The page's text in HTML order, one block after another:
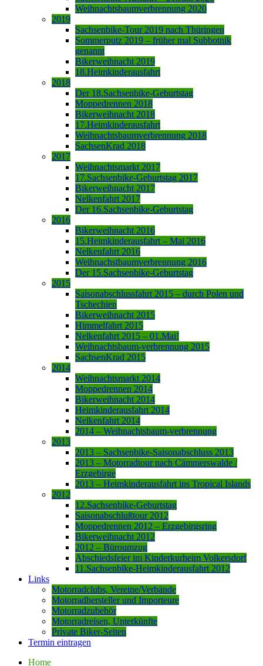
Weihnachtsbaumverbrennung 2020
2019
Sachsenbike-Tour 2019 nach Thüringen
Sommerputz 2019 – früher mal Subbotnik
genannt
Bikerweihnacht 2019
18.Heimkinderausfahrt
2018
Der 18.Sachsenbike-Geburtstag
Moppedrennen 2018
Bikerweihnacht 2018
17.Heimkinderausfahrt
Weihnachtsbaumverbrennung 2018
SachsenKrad 2018
2017
Weihnachtsmarkt 2017
17.Sachsenbike-Geburtstag 2017
Bikerweihnacht 2017
Nelkenfahrt 2017
Der 16.Sachsenbike-Geburtstag
2016
Bikerweihnacht 2016
15.Heimkinderausfahrt – Mai 2016
Nelkenfahrt 2016
Weihnachstbaumverbrennung 2016
Der 15.Sachsenbike-Geburtstag
2015
Saisonabschlussfahrt 2015 – durch Polen und
Tschechien
Bikerweihnacht 2015
Himmelfahrt 2015
Nelkenfahrt 2015 – 01.Mai!
Weihnachtsbaum-verbrennung 2015
SachsenKrad 2015
2014
Weihnachtsmarkt 2014
Moppedrennen 2014
Bikerweihnacht 2014
Heimkinderausfahrt 2014
Nelkenfahrt 2014
2014 – Weihnachtsbaum-verbrennung
2013
2013 – Sachsenbike-Saisonabschluss 2013
2013 – Motorradtour nach Cämmerswalde /
Erzgebirge
2013 – Heimkinderausfahrt ins Tropical Islands
2012
12.Sachsenbike-Geburtstag
Saisonabschlußtour 2012
Moppedrennen 2012 – Erzgebirgsring
Bikerweihnacht 2012
2012 – Büroumzug
Abschiedsfeier im Kinderkurheim Volkersdorf
11.Sachsenbike-Heimkinderausfahrt 2012
Links
Motorradclubs, Vereine/Verbände
Motorradhersteller und Importeure
Motorradzubehör
Motorradreisen, Unterkünfte
Private Biker-Seiten
Termin eintragen
Home